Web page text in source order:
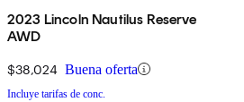
2023 Lincoln Nautilus Reserve
AWD
$38,024 Buena oferta
Incluye tarifas de conc.